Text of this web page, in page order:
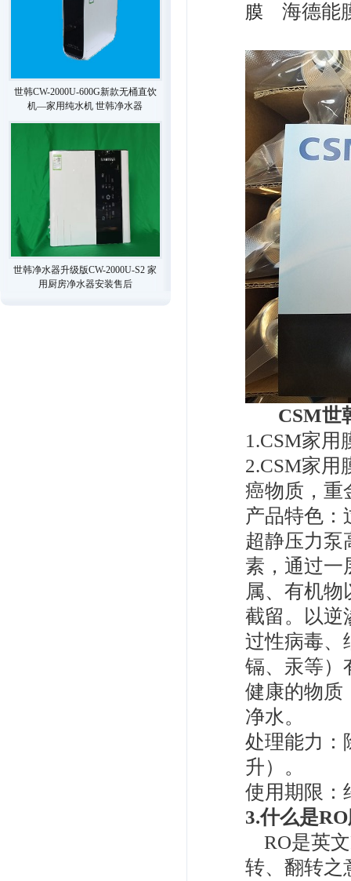
世韩CW-2000U-600G新款无桶直饮
机—家用纯水机 世韩净水器
世韩净水器升级版CW-2000U-S2 家
用厨房净水器安装售后
膜 海德能
CSM世
1.CSM家用
2.CSM家用
癌物质，重
产品特色：
超静压力泵
素，通过一
属、有机
截留。以逆
过性病毒、
镉、汞等）
健康的物质
净水。
处理能力：
升）。
使用期限：
3.什么是
RO是英文
转、翻转之